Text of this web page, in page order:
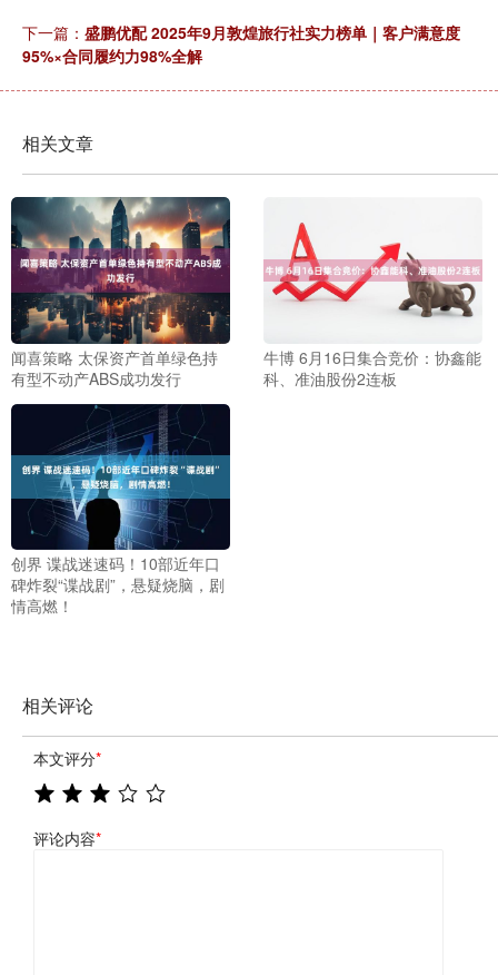
下一篇： 盛鹏优配 2025年9月敦煌旅行社实力榜单｜客户满意度
95%×合同履约力98%全解
相关文章
闻喜策略 太保资产首单绿色持
有型不动产ABS成功发行
牛博 6月16日集合竞价：协鑫能
科、准油股份2连板
创界 谍战迷速码！10部近年口
碑炸裂“谍战剧”，悬疑烧脑，剧
情高燃！
相关评论
本文评分*
评论内容*